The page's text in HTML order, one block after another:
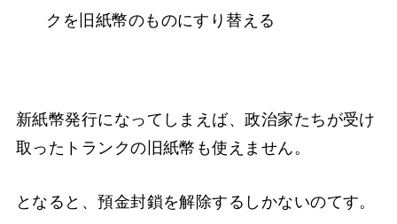
クを旧紙幣のものにすり替える
新紙幣発行になってしまえば、政治家たちが受け
取ったトランクの旧紙幣も使えません。
となると、預金封鎖を解除するしかないのてす。